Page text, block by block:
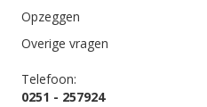
Opzeggen
Overige vragen
Telefoon:
0251 - 257924